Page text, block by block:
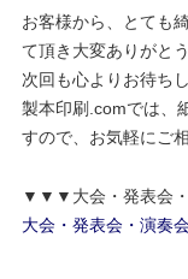
お客様から、とても
て頂き大変ありがと
次回も心よりお待ち
製本印刷.comでは、
すので、お気軽にご
▼▼▼大会・発表会
大会・発表会・演奏